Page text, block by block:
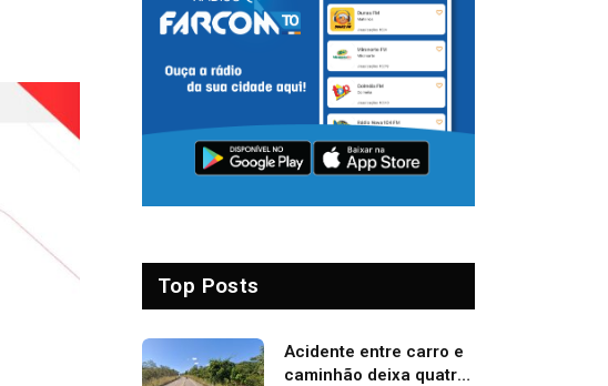
Top Posts
Acidente entre carro e
caminhão deixa quatro